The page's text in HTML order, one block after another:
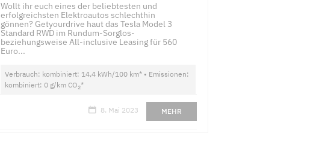
Wollt ihr euch eines der beliebtesten und
erfolgreichsten Elektroautos schlechthin
gönnen? Getyourdrive haut das Tesla Model 3
Standard RWD im Rundum-Sorglos-
beziehungsweise All-inclusive Leasing für 560
Euro...
Verbrauch: kombiniert: 14,4 kWh/100 km* • Emissionen:
kombiniert: 0 g/km CO2*
8. Mai 2023 MEHR